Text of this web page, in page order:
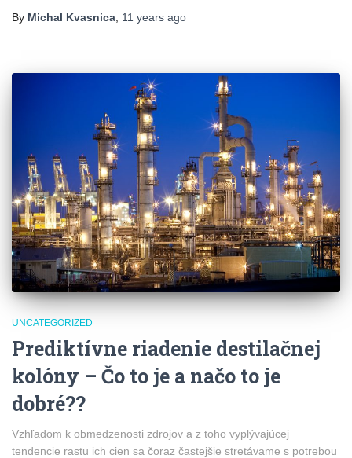
By Michal Kvasnica 11 years ago
UNCATEGORIZED
Prediktívne riadenie destilačnej
kolóny – Čo to je a načo to je
dobré??
Vzhľadom k obmedzenosti zdrojov a z toho vyplývajúcej
tendencie rastu ich cien sa čoraz častejšie stretávame s potrebou